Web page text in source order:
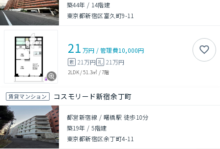
築44年 / 14階建
東京都新宿区富久町9-11
21 万円 /管理費10,000円
敷 21万円 礼 21万円
2LDK/51.3㎡ /7階
賃貸マンション コスモリード新宿余丁町
都営新宿線 / 曙橋駅 徒歩10分
築19年 /5階建
東京都新宿区余丁町4-11